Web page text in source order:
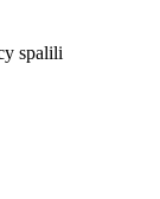
spalili